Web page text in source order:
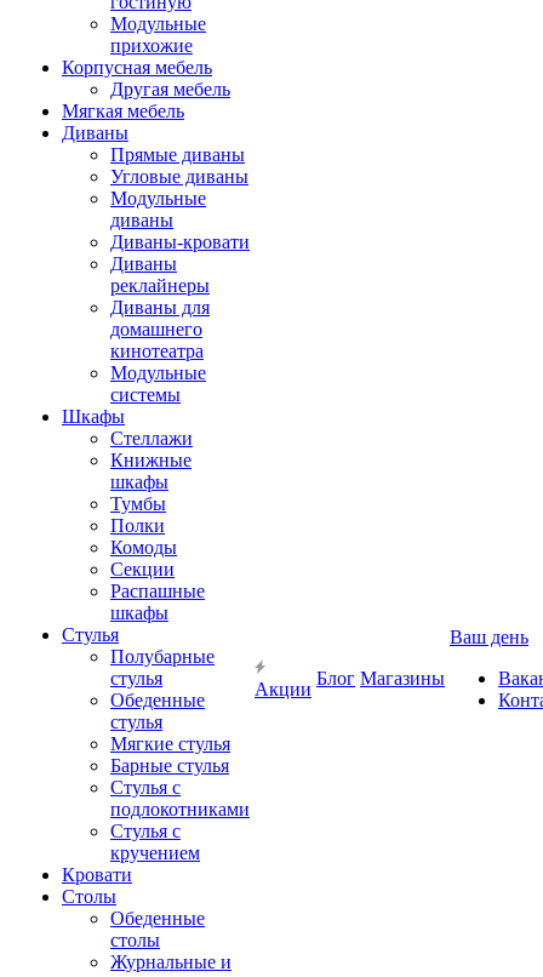
Модульные
прихожие
Корпусная мебель
Другая мебель
Мягкая мебель
Диваны
Прямые диваны
Угловые диваны
Модульные
диваны
Диваны-кровати
Диваны
реклайнеры
Диваны для
домашнего
кинотеатра
Модульные
системы
Шкафы
Стеллажи
Книжные
шкафы
Тумбы
Полки
Комоды
Секции
Распашные
шкафы
Стулья
Полубарные
стулья
Обеденные
стулья
Мягкие стулья
Барные стулья
Стулья с
подлокотниками
Стулья с
кручением
Кровати
Столы
Обеденные
столы
Журнальные и
Акции
Блог Магазины
Ваш день